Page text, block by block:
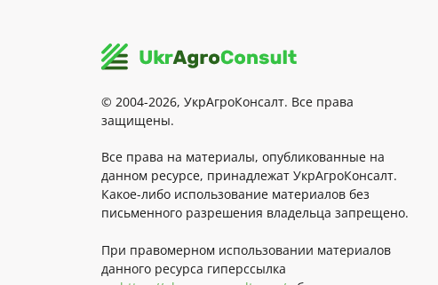
© 2004-2026, УкрАгроКонсалт. Все права
защищены.
Все права на материалы, опубликованные на
данном ресурсе, принадлежат УкрАгроКонсалт.
Какое-либо использование материалов без
письменного разрешения владельца запрещено.
При правомерном использовании материалов
данного ресурса гиперссылка